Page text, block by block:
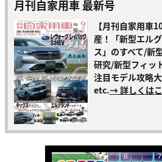
月刊自家用車 最新号
【月刊自家用車
産！「新型エル
ス」のすべて/新
研究/新型フィッ
注目モデル攻略
etc.→ 詳しくは